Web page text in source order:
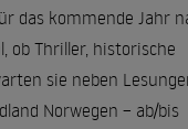
das kommende Jahr
ob Thriller, historische
sie neben
Norwegen – ab/bis